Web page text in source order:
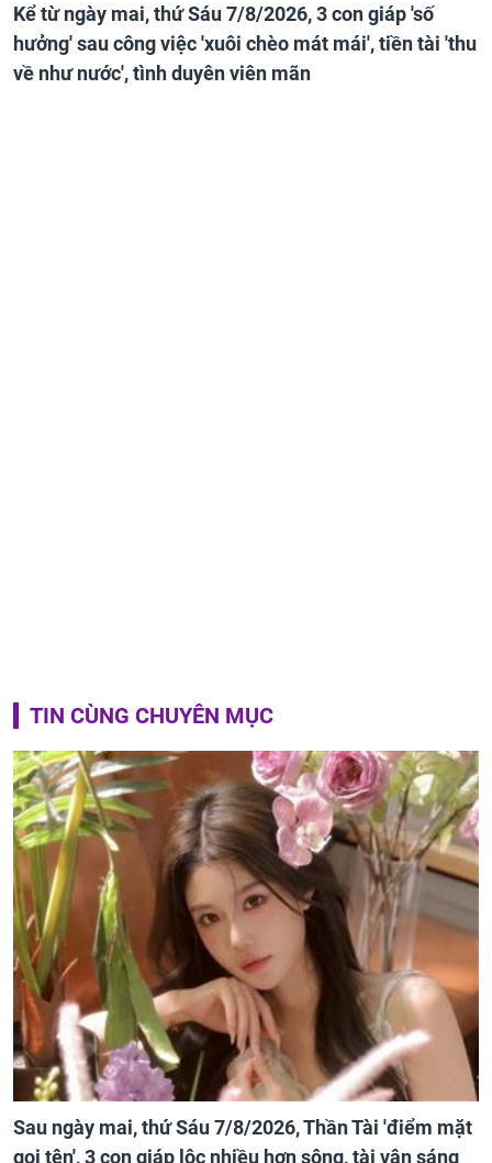
Kể từ ngày mai, thứ Sáu 7/8/2026, 3 con giáp 'số
hưởng' sau công việc 'xuôi chèo mát mái', tiền tài 'thu
về như nước', tình duyên viên mãn
TIN CÙNG CHUYÊN MỤC
Sau ngày mai, thứ Sáu 7/8/2026, Thần Tài 'điểm mặt
gọi tên', 3 con giáp lộc nhiều hơn sông, tài vận sáng